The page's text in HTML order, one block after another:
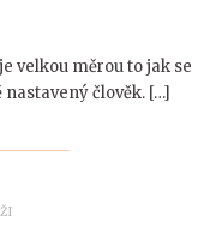
velkou měrou to jak se
člověk. […]